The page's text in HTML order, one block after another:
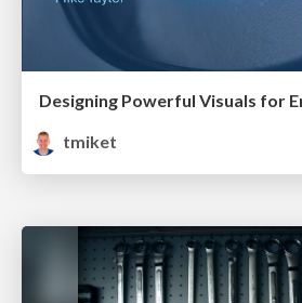
Designing Powerful Visuals for
tmiket